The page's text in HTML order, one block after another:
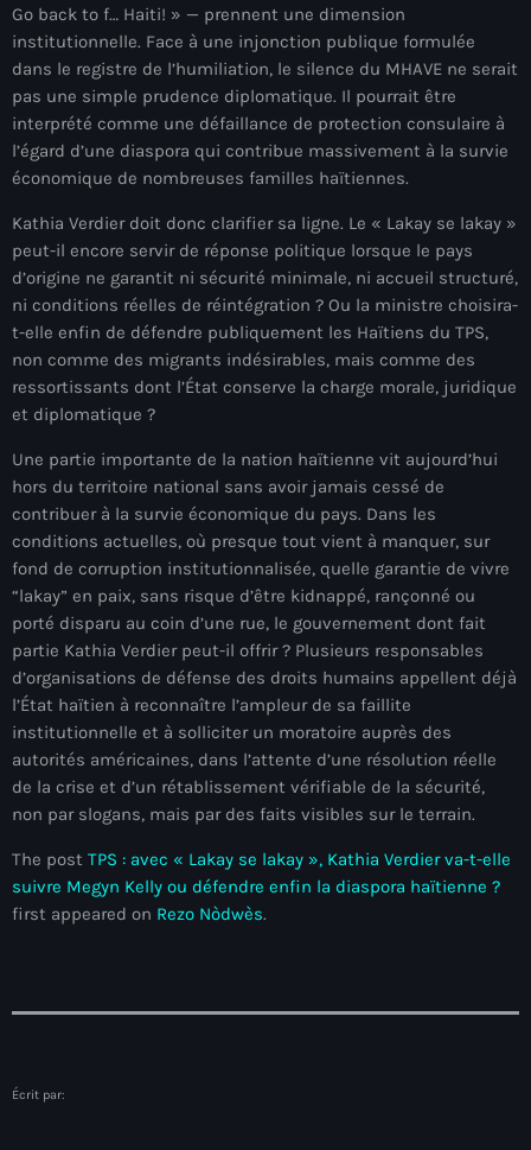
août 2024
juillet 2024
juin 2024
mai 2024
Catégories
: Internet Haiti
‘Pwogram Biden
“Viv Ansanm”
#freecarel
#HPK
#NouBoukeTann
#NouPaKaTannAnkò
#Woyyycolumn
1804 Renaissance
1937 parsley massacre
2024 Elections
2024 Paris Olympics
2025 Elections
Go back to f… Haiti! » — prennent une dimension
institutionnelle. Face à une injonction publique formulée
dans le registre de l’humiliation, le silence du MHAVE ne serait
pas une simple prudence diplomatique. Il pourrait être
interprété comme une défaillance de protection consulaire à
l’égard d’une diaspora qui contribue massivement à la survie
économique de nombreuses familles haïtiennes.
Kathia Verdier doit donc clarifier sa ligne. Le « Lakay se lakay »
peut-il encore servir de réponse politique lorsque le pays
d’origine ne garantit ni sécurité minimale, ni accueil structuré,
ni conditions réelles de réintégration ? Ou la ministre choisira-
t-elle enfin de défendre publiquement les Haïtiens du TPS,
non comme des migrants indésirables, mais comme des
ressortissants dont l’État conserve la charge morale, juridique
et diplomatique ?
Une partie importante de la nation haïtienne vit aujourd’hui
hors du territoire national sans avoir jamais cessé de
contribuer à la survie économique du pays. Dans les
conditions actuelles, où presque tout vient à manquer, sur
fond de corruption institutionnalisée, quelle garantie de vivre
“lakay” en paix, sans risque d’être kidnappé, rançonné ou
porté disparu au coin d’une rue, le gouvernement dont fait
partie Kathia Verdier peut-il offrir ? Plusieurs responsables
d’organisations de défense des droits humains appellent déjà
l’État haïtien à reconnaître l’ampleur de sa faillite
institutionnelle et à solliciter un moratoire auprès des
autorités américaines, dans l’attente d’une résolution réelle
de la crise et d’un rétablissement vérifiable de la sécurité,
non par slogans, mais par des faits visibles sur le terrain.
The post TPS : avec « Lakay se lakay », Kathia Verdier va-t-elle
suivre Megyn Kelly ou défendre enfin la diaspora haïtienne ?
first appeared on Rezo Nòdwès.
Écrit par: